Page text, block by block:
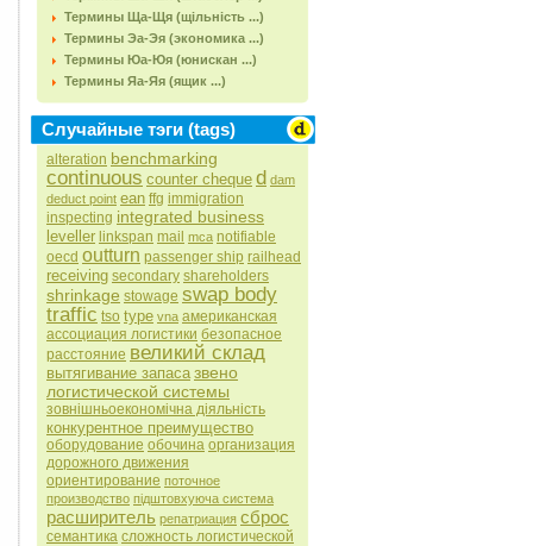
Термины Ща-Щя (щільність ...)
Термины Эа-Эя (экономика ...)
Термины Юа-Юя (юнискан ...)
Термины Яа-Яя (ящик ...)
Случайные тэги (tags)
alteration benchmarking
continuous counter cheque d dam
deduct point ean ffg immigration
inspecting integrated business
leveller linkspan mail mca notifiable
oecd outturn passenger ship railhead
receiving secondary shareholders
shrinkage stowage swap body
traffic tso type vna американская
ассоциация логистики безопасное
расстояние великий склад
вытягивание запаса звено
логистической системы
зовнішньоекономічна діяльність
конкурентное преимущество
оборудование обочина организация
дорожного движения
ориентирование поточное
производство підштовхуюча система
расширитель репатриация сброс
семантика сложность логистической